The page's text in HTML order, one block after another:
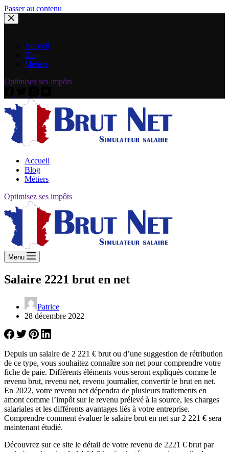
Passer au contenu
Accueil
Blog
Métiers
Optimisez ses impôts
Accueil
Blog
Métiers
Optimisez ses impôts
Menu
Salaire 2221 brut en net
Patrice
28 décembre 2022
Depuis un salaire de 2 221 € brut ou d’une suggestion de rétribution
de ce type, vous souhaitez connaître son net pour comprendre votre
fiche de paie. Différents éléments vous seront expliqués comme le
revenu brut, revenu net, revenu journalier, convertir le brut en net.
En 2022, votre revenu net dépendra de plusieurs traitements en
amont comme l’impôt sur le revenu prélevé à la source, les charges
salariales et les différents avantages liés à votre entreprise.
Comprendre comment évaluer le salaire brut en net sur 2 221 € sera
maintenant étudié.
Découvrez sur ce site le détail de votre revenu de 2221 € brut par